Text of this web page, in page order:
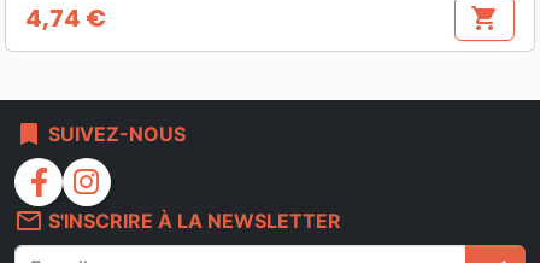
Prix
4,74 € shopping_cart
bookmark SUIVEZ-NOUS
facebook
instagram
mail_outline S'INSCRIRE À LA NEWSLETTER